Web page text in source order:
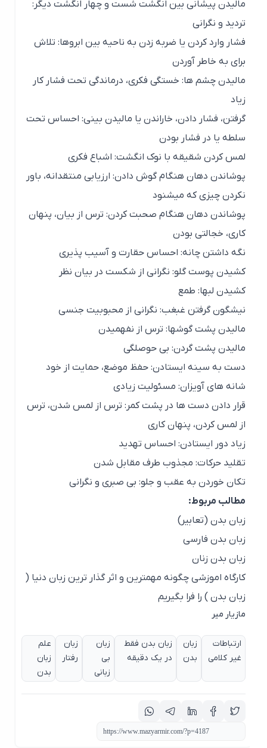
مالیدن پیشانی بین انگشت شست و چهار انگشت دیگر:
تردید و نگرانی
فشار وارد کردن یا ضربه زدن به ناحیه بین ابروها: تلاش
برای به خاطر آوردن
مالیدن چشم ها: خستگی فکری، درماندگی تحت فشار کار
گرفتن، فشار دادن، خاراندن یا مالیدن بینی: احساس تحت
سلطه یا در فشار بودن
لمس کردن شقیقه با نوک انگشت: اشباع فکری
پوشاندن دهان هنگام گوش دادن: ارزیابی منتقدانه، باور
نکردن چیزی که میشنود
پوشاندن دهان هنگام صحبت کردن: ترس از بیان، پنهان
کاری، خجالتی بودن
نگه داشتن چانه: احساس حقارت و آسیب پذیری
کشیدن پوست گلو: نگرانی از شکست در بیان نظر
کشیدن لبها: طمع
نیشگون گرفتن غبغب: نگرانی از محبوبیت جنسی
مالیدن پشت گوشها: ترس از نفهمیدن
مالیدن پشت گردن: بی حوصلگی
دست به سینه ایستادن: حفظ موضع، حمایت از خود
شانه های آویزان: مسئولیت زیادی
قرار دادن دست ها در پشت کمر: ترس از لمس شدن، ترس
از لمس کردن، پنهان کاری
زیاد دور ایستادن: احساس تهدید
تقلید حرکات: مجذوب طرف مقابل شدن
تکان خوردن به عقب و جلو: بی صبری و نگرانی
مطالب مربوط:
زبان بدن (تعابیر)
زبان بدن فارسی
زبان بدن زنان
کارگاه اموزشی چگونه مهمترین و اثر گذار ترین زبان دنیا (
زبان بدن ) را فرا بگیریم
مازیار میر
ارتباطات
غیر کلامی
زبان
بدن
زبان بدن فقط
در یک دقیقه
زبان
بی
علم
زبان